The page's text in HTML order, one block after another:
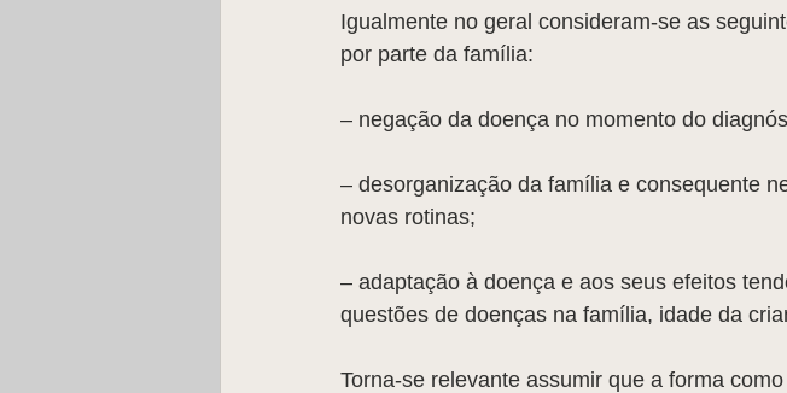
Igualmente no geral consideram-se as
por parte da família:
– negação da doença no momento do
– desorganização da família e consequente
novas rotinas;
– adaptação à doença e aos seus efeitos
questões de doenças na família, idade da
Torna-se relevante assumir que a forma